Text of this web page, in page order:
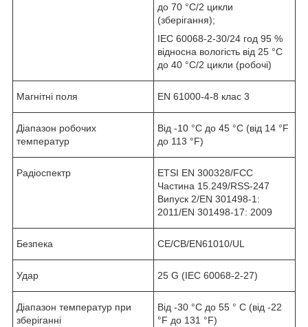
до 70 °C/2 цикли
(зберігання);
IEC 60068-2-30/24 год 95 %
відносна вологість від 25 °C
до 40 °C/2 цикли (робочі)
Магнітні поля EN 61000-4-8 клас 3
Діапазон робочих
температур
Від -10 °C до 45 °C (від 14 °F
до 113 °F)
Радіоспектр
ETSI EN 300328/FCC
Частина 15.249/RSS-247
Випуск 2/EN 301498-1:
2011/EN 301498-17: 2009
Безпека CE/CB/EN61010/UL
Удар 25 G (IEC 60068-2-27)
Діапазон температур при
зберіганні
Від -30 °C до 55 ° C (від -22
°F до 131 °F)